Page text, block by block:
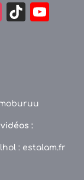
In
a
m
Ti
C
:
: estalam.fr